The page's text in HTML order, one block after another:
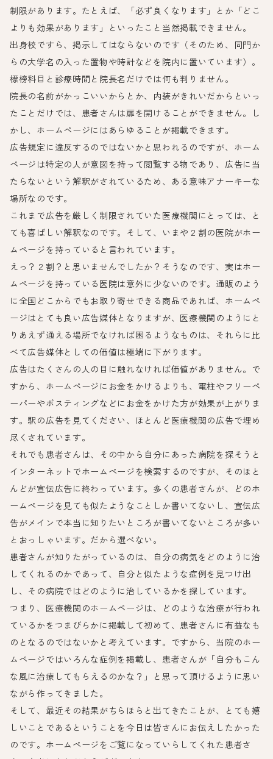
制限があります。たとえば、「必ず良くなります」とか「どこ
よりも効果があります」といったこと当然掲載できません。
出身校ですら、掲示してはならないのです（そのため、同門か
らの大学名の入った置物や時計などを院内に置いています）。
標榜科目と診療時間と院長名だけでは何も判りません。
院長の名前がかっこいいからとか、内装がきれいだからといっ
たことだけでは、患者さんは扉を開けることができません。し
かし、ホームページにはあらゆることが掲載できます。
広告規定に違反するのではないかと思われるのですが、ホーム
ページは特定の人が意図を持って閲覧する物であり、広告に当
たらないという解釈がされているため、ある意味アナーキーな
場所なのです。
これまで広告を厳しく制限されていた医療機関にとっては、と
ても喜ばしい解釈なのです。そして、いまや２割の医院がホー
ムページを持っていると言われています。
えっ？２割？と思いませんでしたか？そうなのです、実はホー
ムページを持っている医院は意外に少ないのです。通販のよう
に全国どこからでもお取り寄せできる商品であれば、ホームペ
ージはとても良い広告媒体となりますが、医療機関のようにと
りあえず通える場所でなければ困るようなものは、それらに比
べて広告媒体としての価値は極端に下がります。
広告はたくさんの人の目に触れなければ価値がありません。で
すから、ホームページにお金をかけるよりも、電柱やフリーペ
ーパーやポスティングなどにお金をかけた方が効果が上がりま
す。駅の広告を見てください、ほとんど医療機関の広告で埋め
尽くされています。
それでも患者さんは、その中から自分にあった病院を探そうと
インターネットでホームページを検索するのですが、そのほと
んどが宣伝広告に終わっています。多くの患者さんが、どのホ
ームページを見ても似たようなことしか書いてないし、宣伝広
告がメインで本当に知りたいところが書いてないところが多い
とおっしゃいます。だから選べない。
患者さんが知りたがっているのは、自分の病気をどのように治
してくれるのかであって、自分と似たような症例を見つけ出
し、その病院ではどのように治しているかを探しています。
つまり、医療機関のホームページは、どのような治療が行われ
ているかをつまびらかに掲載して初めて、患者さんに有益なも
のとなるのではないかと考えています。ですから、当院のホー
ムページではいろんな症例を掲載し、患者さんが「自分もこん
な風に治療してもらえるのかな？」と思って頂けるように思い
ながら作ってきました。
そして、最近その結果がちらほらと出てきたことが、とても嬉
しいことであるということを今日は皆さんにお伝えしたかった
のです。ホームページをご覧になっていらしてくれた患者さ